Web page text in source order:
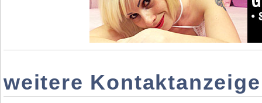
weitere